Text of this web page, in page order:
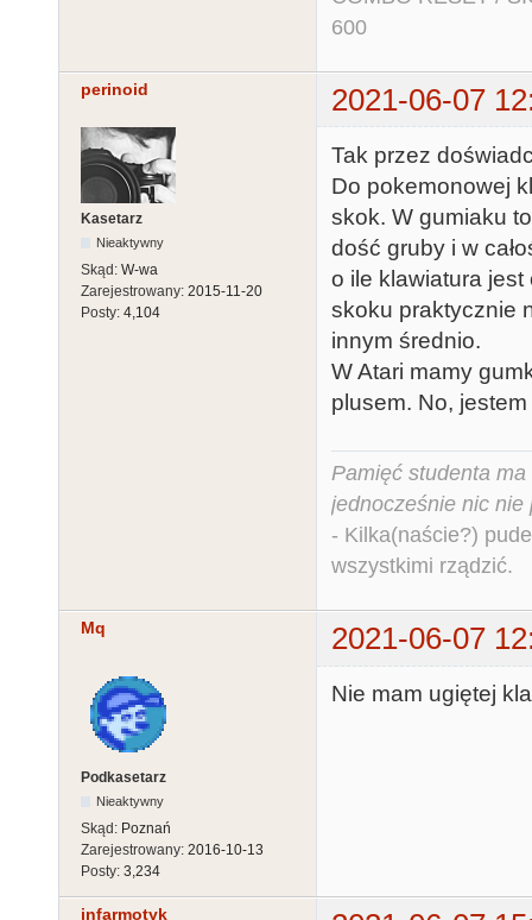
600
perinoid 2021-06-07
Kasetarz
Nieaktywny
Skąd: W-wa
Zarejestrowany: 2015-11-20
Posty: 4,104
Tak przez
Do pokemonowej
skok. W gumiaku
dość gruby i w
o ile klawiatura jest
skoku praktycznie
innym średnio.
W Atari mamy
plusem. No,
Pamięć studenta
jednocześnie nic nie
- Kilka(naście?)
wszystkimi rządzić.
Mq 2021-06-07
Podkasetarz
Nieaktywny
Skąd: Poznań
Zarejestrowany: 2016-10-13
Posty: 3,234
Nie mam ugiętej
infarmotyk